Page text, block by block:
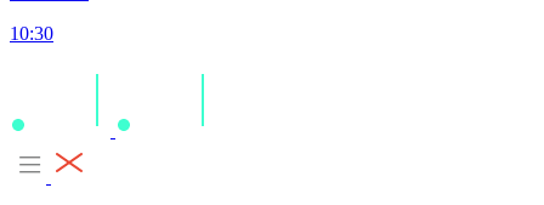
10:30